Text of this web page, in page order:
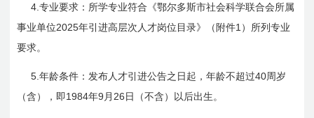
4.专业要求：所学专业符合《鄂尔多斯市社会科学联合会所属
事业单位2025年引进高层次人才岗位目录》（附件1 ）所列专业
要求。
5.年龄条件：发布人才引进公告之日起，年龄不超过40周岁
（含），即1984年9 月 26 日 （不含）以后出生。